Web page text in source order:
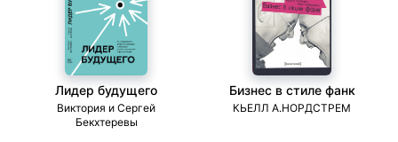
Лидер будущего
Виктория и Сергей
Бекхтеревы
Бизнес в стиле фанк
КЬЕЛЛ А.НОРДСТРЕМ